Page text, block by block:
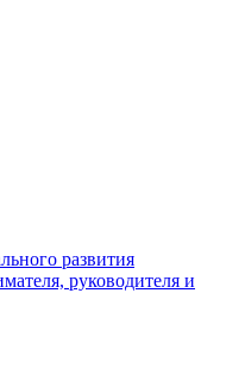
развития
руководителя и